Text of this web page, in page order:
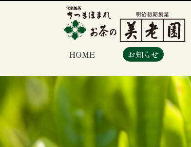
HOME お知らせ